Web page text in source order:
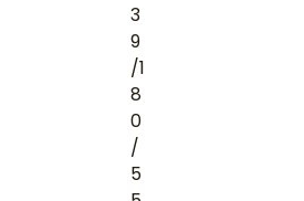
3
9
/1
8
0
/
5